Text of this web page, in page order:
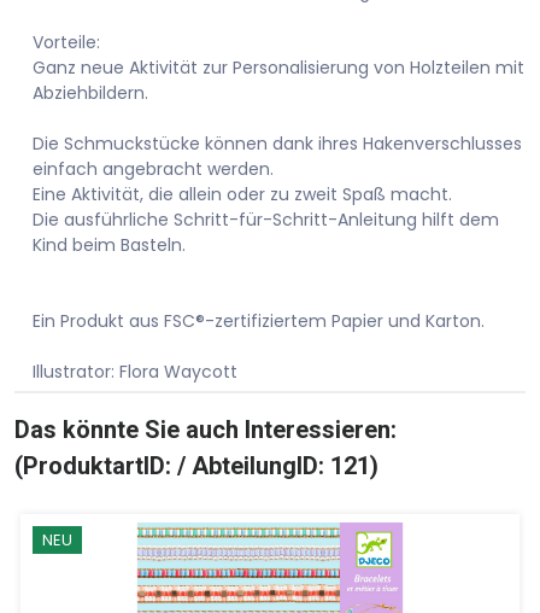
Vorteile:
Ganz neue Aktivität zur Personalisierung von Holzteilen mit
Abziehbildern.
Die Schmuckstücke können dank ihres Hakenverschlusses
einfach angebracht werden.
Eine Aktivität, die allein oder zu zweit Spaß macht.
Die ausführliche Schritt-für-Schritt-Anleitung hilft dem
Kind beim Basteln.
Ein Produkt aus FSC®-zertifiziertem Papier und Karton.
Illustrator: Flora Waycott
Das könnte Sie auch Interessieren:
(ProduktartID: / AbteilungID: 121)
NEU